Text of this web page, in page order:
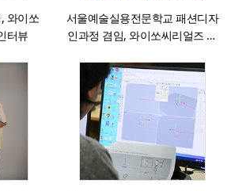
와이쏘
터뷰
서울예술실용전문학교 패션디자
인과정 겸임, 와이쏘씨리얼즈 이